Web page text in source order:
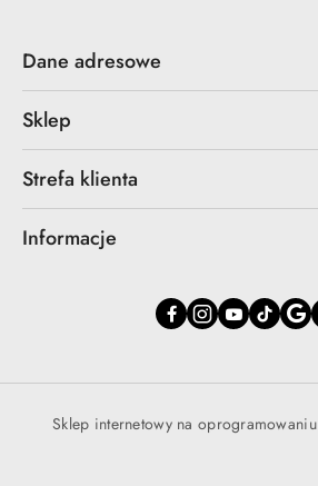
Dane adresowe
Sklep
Strefa klienta
Informacje
Sklep internetowy na oprogramowaniu